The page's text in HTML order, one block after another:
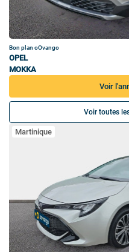
Bon plan oOvango
OPEL
MOKKA
Voir
Voir toutes
Martinique